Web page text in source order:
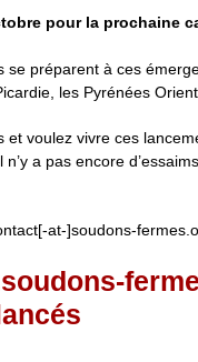
pour la prochaine
préparent à ces
les Pyrénées
et voulez vivre ces
n’y a pas encore
at-]soudons-